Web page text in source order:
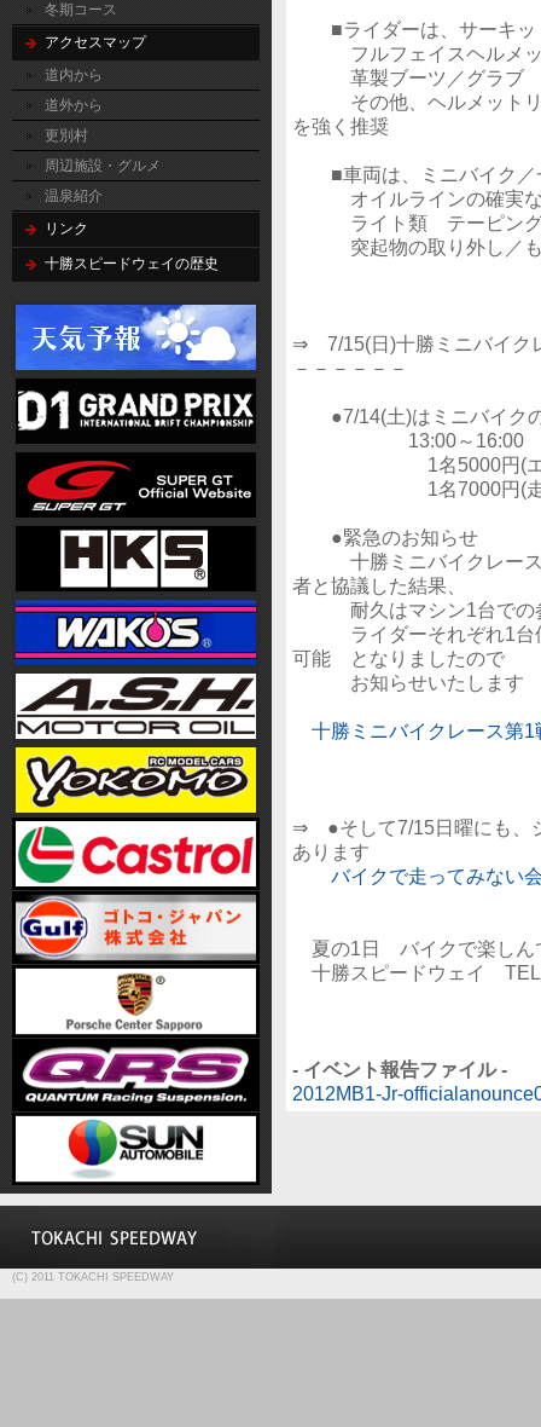
冬期コース
アクセスマップ
道内から
道外から
更別村
周辺施設・グルメ
温泉紹介
リンク
十勝スピードウェイの歴史
■ライダーは、サーキッ
フルフェイスヘルメッ
革製ブーツ／グラブ
その他、ヘルメットリ
を強く推奨
■車両は、ミニバイク／
オイルラインの確実な
ライト類 テーピン
突起物の取り外し／も
⇒ 7/15(日)十勝ミニバイク
－－－－－－
●7/14(土)はミニバイク
13:00～16:00 ミ
1名5000円(エント
1名7000円(走行の
●緊急のお知らせ
十勝ミニバイクレース
者と協議した結果、
耐久はマシン1台での
ライダーそれぞれ1台使
可能 となりましたので
お知らせいたします
十勝ミニバイクレース第1
⇒ ●そして7/15日曜にも
あります
バイクで走ってみない
夏の1日 バイクで楽しん
十勝スピードウェイ TEL
- イベント報告ファイル -
2012MB1-Jr-
(C) 2011 TOKACHI SPEEDWAY